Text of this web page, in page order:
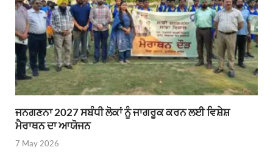
ਜਨਗਣਨਾ 2027 ਸਬੰਧੀ ਲੋਕਾਂ ਨੂੰ ਜਾਗਰੂਕ ਕਰਨ ਲਈ ਵਿਸ਼ੇਸ਼
ਮੈਰਾਥਨ ਦਾ ਆਯੋਜਨ
7 May 2026